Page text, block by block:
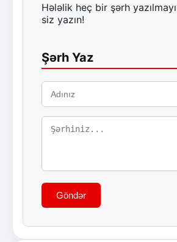
Hələlik heç bir şərh
siz yazın!
Şərh Yaz
Göndər